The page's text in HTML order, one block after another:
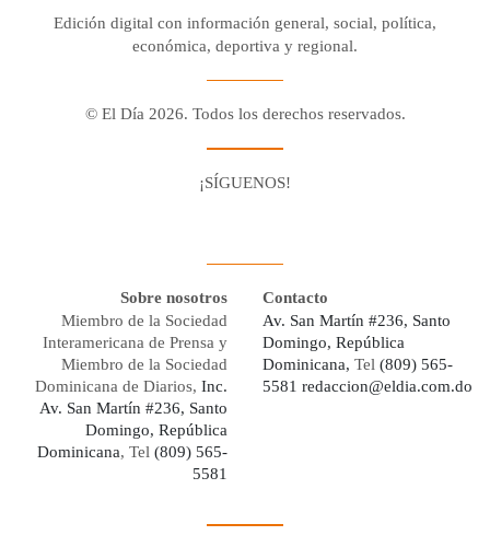
Edición digital con información general, social, política,
económica, deportiva y regional.
© El Día 2026. Todos los derechos reservados.
¡SÍGUENOS!
Sobre nosotros
Miembro de la Sociedad
Interamericana de Prensa y
Miembro de la Sociedad
Dominicana de Diarios, Inc.
Av. San Martín #236, Santo
Domingo, República
Dominicana, Tel (809) 565-
5581
Contacto
Av. San Martín #236, Santo
Domingo, República
Dominicana, Tel (809) 565-
5581 redaccion@eldia.com.do